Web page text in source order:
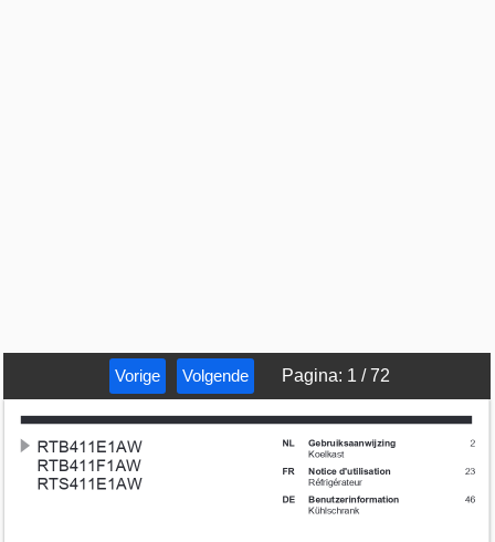
Vorige Volgende Pagina: 1 /72